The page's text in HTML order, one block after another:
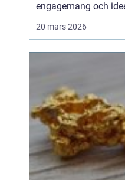
engagemang och
om tid och vill undvika
krångliga upplägg.
Därför söker många
efter ...
20 mars 2026